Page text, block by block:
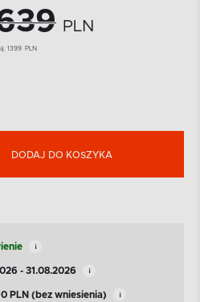
PLN
1399 PLN
DODAJ DO KOSZYKA
- 31.08.2026
PLN (bez wniesienia)